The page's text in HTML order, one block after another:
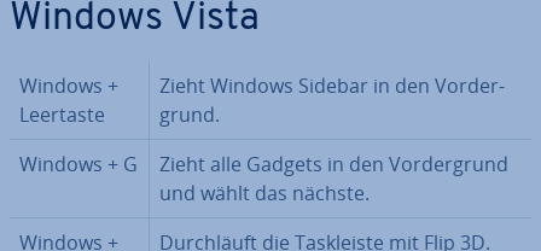
Windows Vista
Windows +
Leertaste
Zieht Windows Sidebar in den Vor­der­
grund.
Windows + G
Zieht alle Gadgets in den Vor­der­grund
und wählt das nächste.
Windows +
Durch­läuft die Task­leis­te mit Flip 3D.